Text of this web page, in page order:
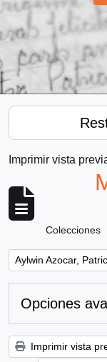
Imprimir vista
Colecciones
Remove filter:
Aylwin Azocar,
Opciones
Imprimir vista